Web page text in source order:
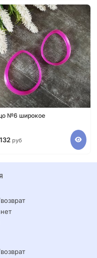
№6 широкое
руб